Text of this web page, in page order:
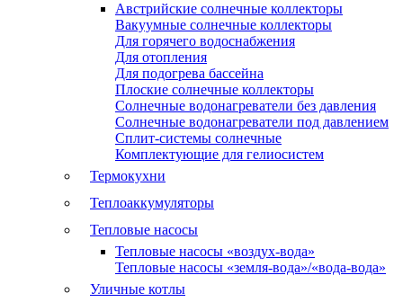
Австрийские солнечные коллекторы
Вакуумные солнечные коллекторы
Для горячего водоснабжения
Для отопления
Для подогрева бассейна
Плоские солнечные коллекторы
Солнечные водонагреватели без давления
Солнечные водонагреватели под давлением
Сплит-системы солнечные
Комплектующие для гелиосистем
Термокухни
Теплоаккумуляторы
Тепловые насосы
Тепловые насосы «воздух-вода»
Тепловые насосы «земля-вода»/«вода-вода»
Уличные котлы